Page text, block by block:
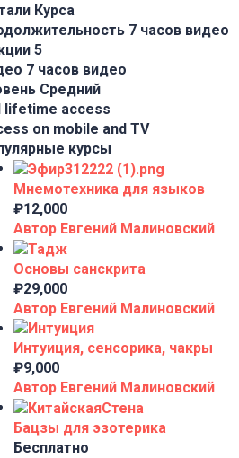
Курса
7 часов видео
5
7 часов видео
Средний
lifetime access
on mobile and TV
курсы
Мнемотехника для языков
₽12,000
Автор Евгений Малиновский
Основы санскрита
₽29,000
Автор Евгений Малиновский
Интуиция, сенсорика, чакры
₽9,000
Автор Евгений Малиновский
Бацзы для эзотерика
Бесплатно